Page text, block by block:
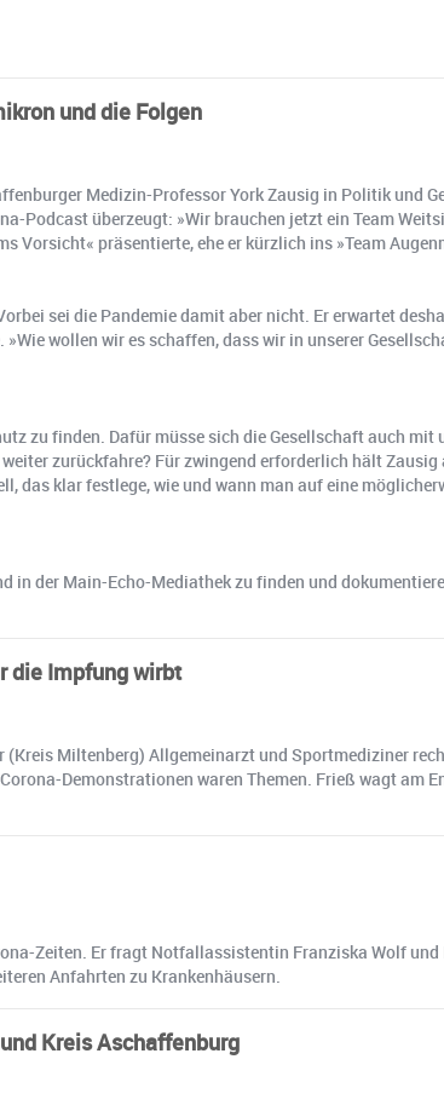
und die Folgen
Medizin-Professor York Zausig in Politik und
Podcast überzeugt: »Wir brauchen jetzt ein Team
Vorsicht« präsentierte, ehe er kürzlich ins »Team
sei die Pandemie damit aber nicht. Er erwartet
wollen wir es schaffen, dass wir in unserer
zu finden. Dafür müsse sich die Gesellschaft auch mit
zurückfahre? Für zwingend erforderlich hält
klar festlege, wie und wann man auf eine
der Main-Echo-Mediathek zu finden und
die Impfung wirbt
Mil­ten­berg) All­ge­mein­arzt und Sport­me­di­zi­ner
Demonstrationen waren Themen. Frieß wagt am
Zeiten. Er fragt Notfallassistentin Franziska Wolf
Anfahrten zu Krankenhäusern.
Kreis Aschaffenburg